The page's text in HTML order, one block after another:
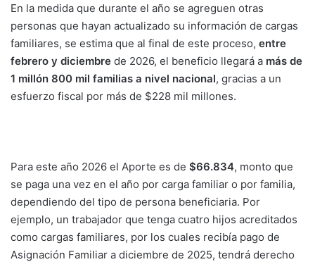
En la medida que durante el año se agreguen otras
personas que hayan actualizado su información de cargas
familiares, se estima que al final de este proceso, entre
febrero y diciembre de 2026, el beneficio llegará a más de
1 millón 800 mil familias a nivel nacional, gracias a un
esfuerzo fiscal por más de $228 mil millones.
Para este año 2026 el Aporte es de $66.834, monto que
se paga una vez en el año por carga familiar o por familia,
dependiendo del tipo de persona beneficiaria. Por
ejemplo, un trabajador que tenga cuatro hijos acreditados
como cargas familiares, por los cuales recibía pago de
Asignación Familiar a diciembre de 2025, tendrá derecho